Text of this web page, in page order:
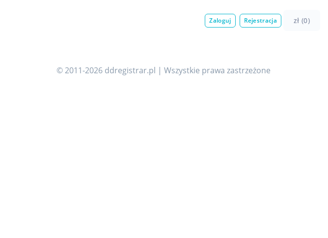
Zaloguj Rejestracja zł (0)
© 2011-2026 ddregistrar.pl | Wszystkie prawa zastrzeżone